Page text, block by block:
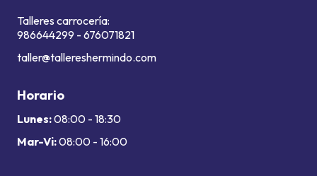
Talleres carrocería:
986644299 - 676071821
taller@tallereshermindo.com
Horario
Lunes:08:00 - 18:30
Mar-Vi:08:00 - 16:00